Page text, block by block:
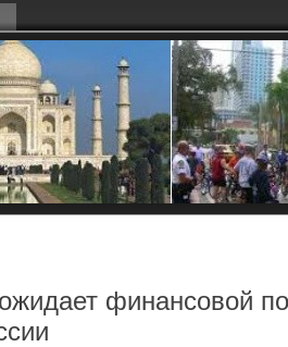
финансовой